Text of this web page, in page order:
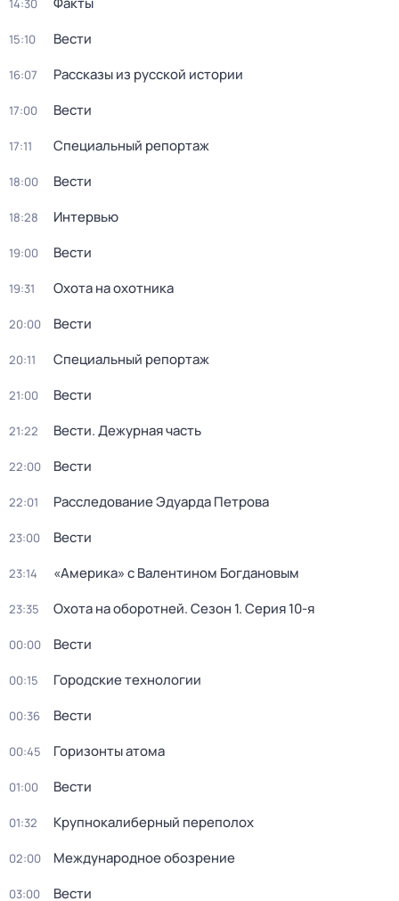
14:30
15:10 Вести
16:07 Рассказы из русской истории
17:00 Вести
17:11 Специальный репортаж
18:00 Вести
18:28 Интервью
19:00 Вести
19:31 Охота на охотника
20:00 Вести
20:11 Специальный репортаж
21:00 Вести
21:22 Вести. Дежурная часть
22:00 Вести
22:01 Расследование Эдуарда Петрова
23:00 Вести
23:14 «Америка» с Валентином Богдановым
23:35 Охота на оборотней. Сезон 1. Серия 10-я
00:00 Вести
00:15 Городские технологии
00:36 Вести
00:45 Горизонты атома
01:00 Вести
01:32 Крупнокалиберный переполох
02:00 Международное обозрение
03:00 Вести